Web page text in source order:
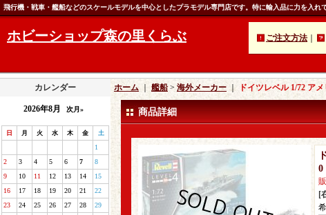
飛行機・戦車・艦船などのスケールモデルを中心としたプラモデル専門店です。特に輸入品に力を入れ
ホビーショップ森の里くらぶ ご注文方法
カレンダー
2026年8月 次月»
日 月 火 水 木 金 土
1
2
3 4 5 6 7
8
9
10 11 12 13 14
15
16
17 18 19 20 21
22
23
24 25 26 27 28
29
ホーム 艦船> 海外メーカー ｜ ドイツレベル 1/72 ア
商品詳細
0
[